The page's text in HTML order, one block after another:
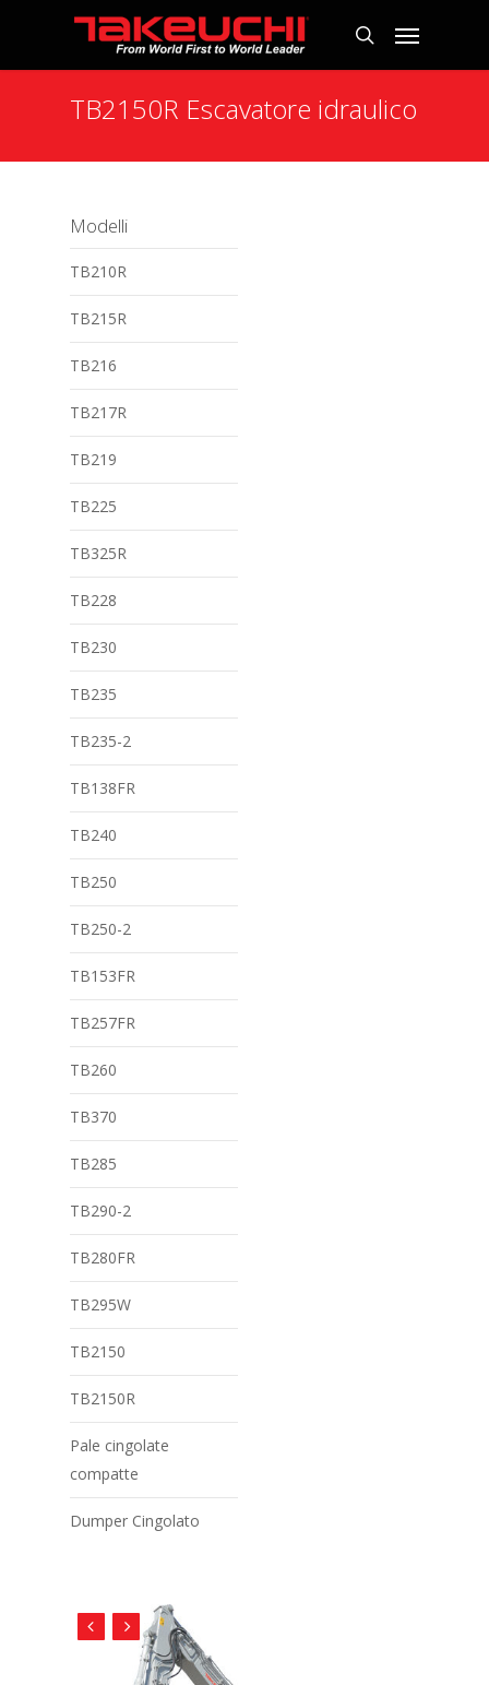
TB2150R Escavatore idraulico
Modelli
TB210R
TB215R
TB216
TB217R
TB219
TB225
TB325R
TB228
TB230
TB235
TB235-2
TB138FR
TB240
TB250
TB250-2
TB153FR
TB257FR
TB260
TB370
TB285
TB290-2
TB280FR
TB295W
TB2150
TB2150R
Pale cingolate
compatte
Dumper Cingolato